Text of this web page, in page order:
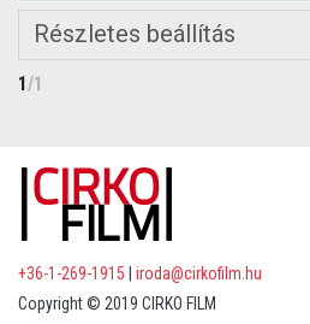
Részletes beállítás
1/1
+36-1-269-1915
iroda@cirkofilm.hu
Copyright © 2019 CIRKO FILM